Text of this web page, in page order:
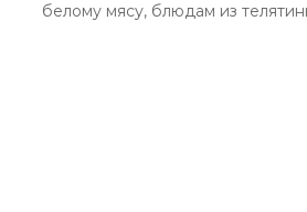
белому мясу, блюдам из